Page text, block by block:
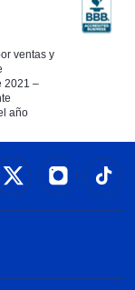
ventas y
2021 –
año